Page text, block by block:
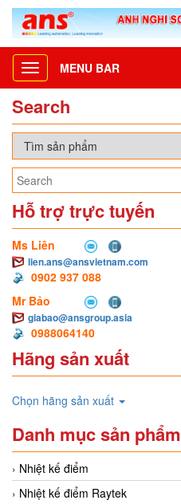
Toggle
navigation
MENU BAR
Search
Hỗ trợ trực tuyến
Ms Liên
lien.ans@ansvietnam.com
0902 937 088
Mr Bảo
giabao@ansgroup.asia
0988064140
Hãng sản xuất
Chọn hãng sản xuất
Danh mục sản phẩm
Nhiệt kế điểm
Nhiệt kế điểm Raytek